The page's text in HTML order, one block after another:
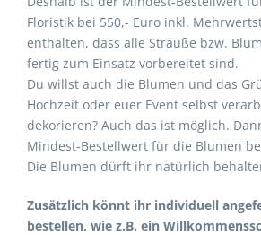
Floristik bei 550,- Euro inkl.
enthalten, dass alle Sträuße bzw.
fertig zum Einsatz vorbereitet sind.
Du willst auch die Blumen und das
Hochzeit oder euer Event selbst
dekorieren? Auch das ist möglich.
Mindest-Bestellwert für die Blumen
Die Blumen dürft ihr natürlich
Zusätzlich könnt ihr individuell
bestellen, wie z.B. ein